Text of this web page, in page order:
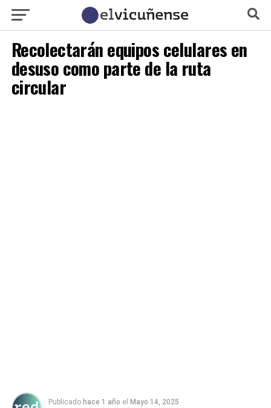
Recolectarán equipos celulares en
desuso como parte de la ruta
circular
Publicado hace 1 año el Mayo 14, 2025